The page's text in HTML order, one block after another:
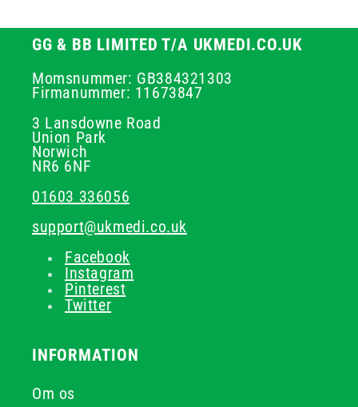
GG & BB LIMITED T/A UKMEDI.CO.UK
Momsnummer: GB384321303
Firmanummer: 11673847
3 Lansdowne Road
Union Park
Norwich
NR6 6NF
01603 336056
support@ukmedi.co.uk
Facebook
Instagram
Pinterest
Twitter
INFORMATION
Om os